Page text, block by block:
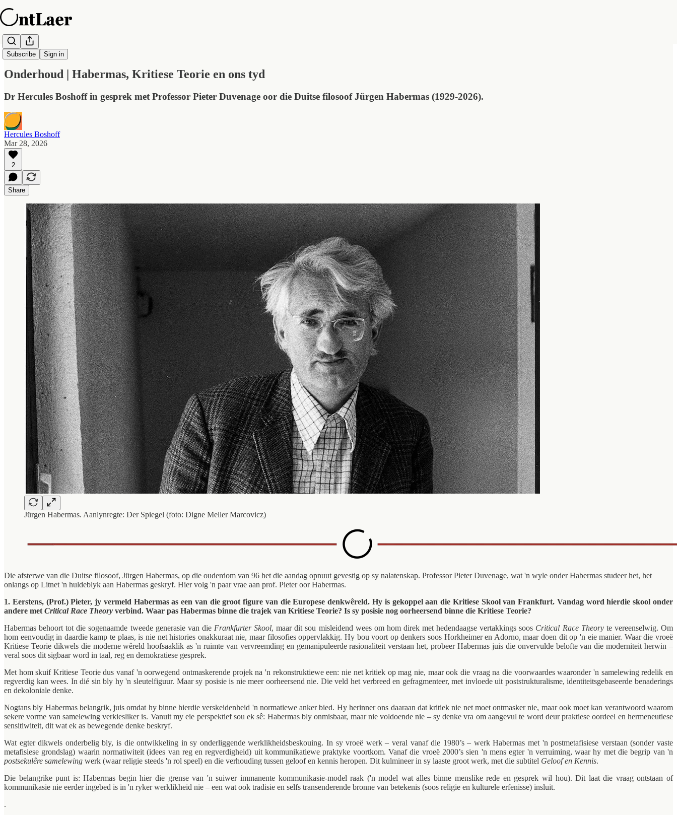
Subscribe Sign in
OntLaer Daagliks
Onderhoud | Habermas, Kritiese Teorie en ons tyd
Dr Hercules Boshoff in gesprek met Professor Pieter Duvenage oor die Duitse filosoof Jürgen Habermas (1929-2026).
Hercules Boshoff
Mar 28, 2026
2
Share
Jürgen Habermas. Aanlynregte: Der Spiegel (foto: Digne Meller Marcovicz)
Die afsterwe van die Duitse filosoof, Jürgen Habermas, op die ouderdom van 96 het die aandag opnuut gevestig op sy nalatenskap. Professor Pieter Duvenage, wat 'n wyle onder Habermas studeer het, het
onlangs op Litnet 'n huldeblyk aan Habermas geskryf. Hier volg 'n paar vrae aan prof. Pieter oor Habermas.
1. Eerstens, (Prof.) Pieter, jy vermeld Habermas as een van die groot figure van die Europese denkwêreld. Hy is gekoppel aan die Kritiese Skool van Frankfurt. Vandag word hierdie skool onder
andere met Critical Race Theory verbind. Waar pas Habermas binne die trajek van Kritiese Teorie? Is sy posisie nog oorheersend binne die Kritiese Teorie?
Habermas behoort tot die sogenaamde tweede generasie van die Frankfurter Skool, maar dit sou misleidend wees om hom direk met hedendaagse vertakkings soos Critical Race Theoryte vereenselwig. Om
hom eenvoudig in daardie kamp te plaas, is nie net histories onakkuraat nie, maar filosofies oppervlakkig. Hy bou voort op denkers soos Horkheimer en Adorno, maar doen dit op 'n eie manier. Waar die vroeë
Kritiese Teorie dikwels die moderne wêreld hoofsaaklik as 'n ruimte van vervreemding en gemanipuleerde rasionaliteit verstaan het, probeer Habermas juis die onvervulde belofte van die moderniteit herwin –
veral soos dit sigbaar word in taal, reg en demokratiese gesprek.
Met hom skuif Kritiese Teorie dus vanaf 'n oorwegend ontmaskerende projek na 'n rekonstruktiewe een: nie net kritiek op mag nie, maar ook die vraag na die voorwaardes waaronder 'n samelewing redelik en
regverdig kan wees. In dié sin bly hy 'n sleutelfiguur. Maar sy posisie is nie meer oorheersend nie. Die veld het verbreed en gefragmenteer, met invloede uit poststrukturalisme, identiteitsgebaseerde benaderings
en dekoloniale denke.
Nogtans bly Habermas belangrik, juis omdat hy binne hierdie verskeidenheid 'n normatiewe anker bied. Hy herinner ons daaraan dat kritiek nie net moet ontmasker nie, maar ook moet kan verantwoord waarom
sekere vorme van samelewing verkiesliker is. Vanuit my eie perspektief sou ek sê: Habermas bly onmisbaar, maar nie voldoende nie – sy denke vra om aangevul te word deur praktiese oordeel en hermeneutiese
sensitiwiteit, dit wat ek as bewegende denke beskryf.
Wat egter dikwels onderbelig bly, is die ontwikkeling in sy onderliggende werklikheidsbeskouing. In sy vroeë werk – veral vanaf die 1980’s – werk Habermas met 'n postmetafisiese verstaan (sonder vaste
metafisiese grondslag) waarin normatiwiteit (idees van reg en regverdigheid) uit kommunikatiewe praktyke voortkom. Vanaf die vroeë 2000’s sien 'n mens egter 'n verruiming, waar hy met die begrip van 'n
postsekulêre samelewing werk (waar religie steeds 'n rol speel) en die verhouding tussen geloof en kennis heropen. Dit kulmineer in sy laaste groot werk, met die subtitel Geloof en Kennis.
Die belangrike punt is: Habermas begin hier die grense van 'n suiwer immanente kommunikasie-model raak ('n model wat alles binne menslike rede en gesprek wil hou). Dit laat die vraag ontstaan of
kommunikasie nie eerder ingebed is in 'n ryker werklikheid nie – een wat ook tradisie en selfs transenderende bronne van betekenis (soos religie en kulturele erfenisse) insluit.
.